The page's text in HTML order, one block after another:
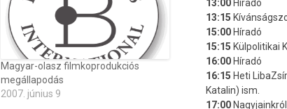
Magyar-olasz filmkoprodukciós
megállapodás
2007. június 9